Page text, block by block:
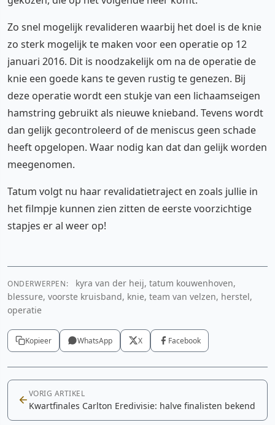
Zo snel mogelijk revalideren waarbij het doel is de knie
zo sterk mogelijk te maken voor een operatie op 12
januari 2016. Dit is noodzakelijk om na de operatie de
knie een goede kans te geven rustig te genezen. Bij
deze operatie wordt een stukje van een lichaamseigen
hamstring gebruikt als nieuwe knieband. Tevens wordt
dan gelijk gecontroleerd of de meniscus geen schade
heeft opgelopen. Waar nodig kan dat dan gelijk worden
meegenomen.
Tatum volgt nu haar revalidatietraject en zoals jullie in
het filmpje kunnen zien zitten de eerste voorzichtige
stapjes er al weer op!
YouTube video
ONDERWERPEN:
kyra van der heij, tatum kouwenhoven,
blessure, voorste kruisband, knie, team van velzen, herstel,
operatie
Kopieer WhatsApp X Facebook
VORIG ARTIKEL
Kwartfinales Carlton Eredivisie: halve finalisten bekend